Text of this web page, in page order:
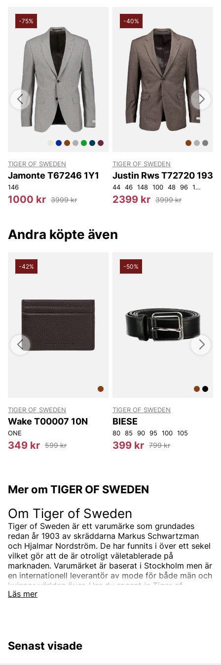
-75%
TIGER OF SWEDEN
Jamonte T67246 1Y1
146
1000 kr 3999 kr
-40%
TIGER OF SWEDEN
Justin Rws T72720 193
44 46 148 100 48 96 150
2399 kr 3999 kr
Andra köpte även
-42%
TIGER OF SWEDEN
Wake T00007 10N
ONE
349 kr 599 kr
-50%
TIGER OF SWEDEN
BIESE
80 85 90 95 100 105
399 kr 799 kr
Mer om TIGER OF SWEDEN
Läs mer
Om Tiger of Sweden
Tiger of Sweden är ett varumärke som grundades
redan år 1903 av skräddarna Markus Schwartzman
och Hjalmar Nordström. De har funnits i över ett sekel
vilket gör att de är otroligt väletablerade på
marknaden. Varumärket är baserat i Stockholm men är
en internationell leverantör av mode för både män och
kvinnor världen över. Har du spanat in Tiger of
Swedens sortiment än? Vi erbjuder Tiger of Swedens
tidlöst och modernt. Produkterna är oftast enfärgade
Senast visade